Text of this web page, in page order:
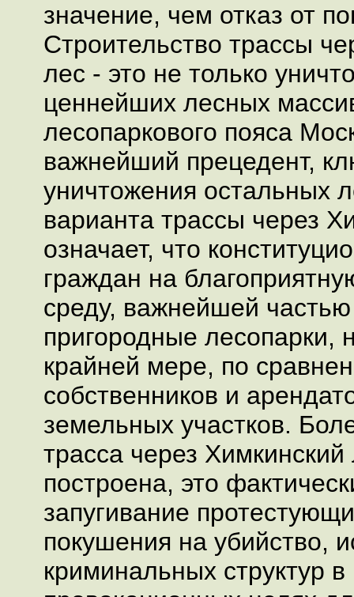
значение, чем отказ от
Строительство трассы
лес - это не только
ценнейших лесных
лесопаркового пояса
важнейший прецедент,
уничтожения остальных
варианта трассы через
означает, что
граждан на
среду, важнейшей
пригородные лесопарки,
крайней мере, по
собственников и
земельных участков.
трасса через Химкинский
построена, это
запугивание
покушения на убийство,
криминальных структур